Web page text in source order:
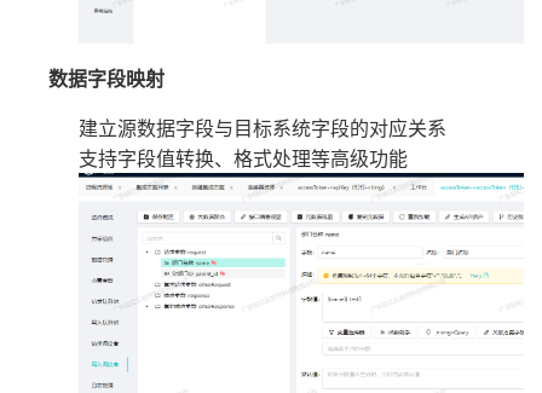
数据字段映射
建立源数据字段与目标系统字段的对应关系
支持字段值转换、格式处理等高级功能